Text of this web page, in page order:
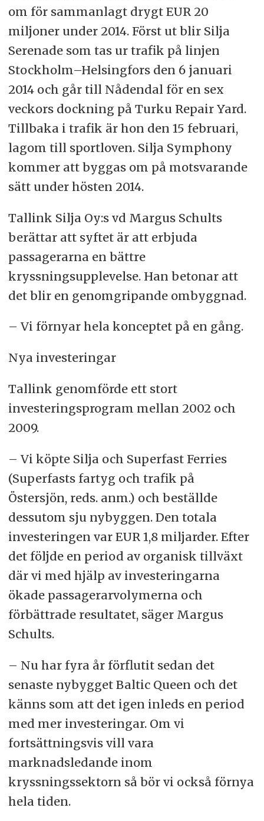
om för sammanlagt drygt EUR 20
miljoner under 2014. Först ut blir Silja
Serenade som tas ur trafik på linjen
Stockholm–Helsingfors den 6 januari
2014 och går till Nådendal för en sex
veckors dockning på Turku Repair Yard.
Tillbaka i trafik är hon den 15 februari,
lagom till sportloven. Silja Symphony
kommer att byggas om på motsvarande
sätt under hösten 2014.
Tallink Silja Oy:s vd Margus Schults
berättar att syftet är att erbjuda
passagerarna en bättre
kryssningsupplevelse. Han betonar att
det blir en genomgripande ombyggnad.
– Vi förnyar hela konceptet på en gång.
Nya investeringar
Tallink genomförde ett stort
investeringsprogram mellan 2002 och
2009.
– Vi köpte Silja och Superfast Ferries
(Superfasts fartyg och trafik på
Östersjön, reds. anm.) och beställde
dessutom sju nybyggen. Den totala
investeringen var EUR 1,8 miljarder. Efter
det följde en period av organisk tillväxt
där vi med hjälp av investeringarna
ökade passagerarvolymerna och
förbättrade resultatet, säger Margus
Schults.
– Nu har fyra år förflutit sedan det
senaste nybygget Baltic Queen och det
känns som att det igen inleds en period
med mer investeringar. Om vi
fortsättningsvis vill vara
marknadsledande inom
kryssningssektorn så bör vi också förnya
hela tiden.